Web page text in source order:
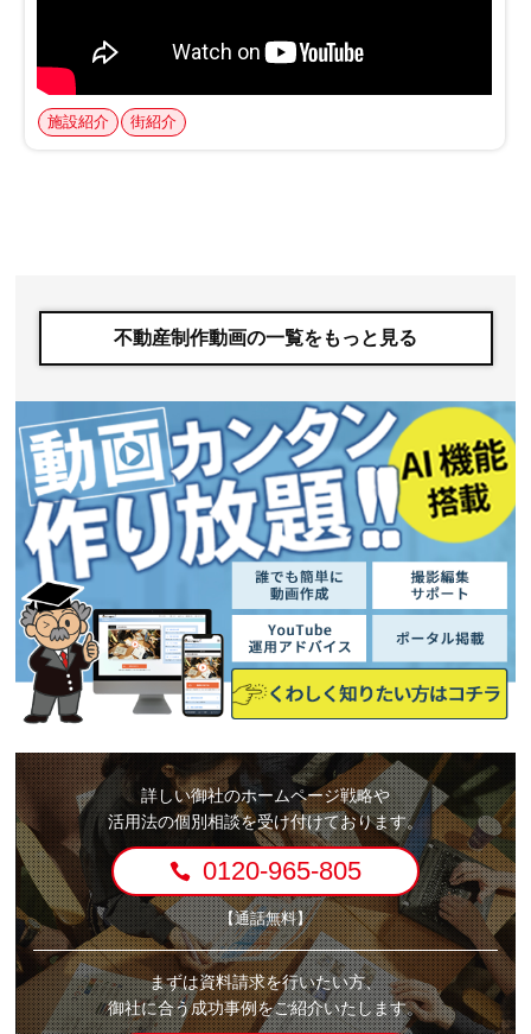
不動産制作動画の一覧をもっと見る
詳しい御社のホームページ戦略や
活用法の個別相談を受け付けております。
0120-965-805
【通話無料】
まずは資料請求を行いたい方、
御社に合う成功事例をご紹介いたします。